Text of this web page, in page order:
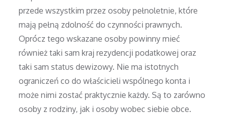
przede wszystkim przez osoby pełnoletnie, które
mają pełną zdolność do czynności prawnych.
Oprócz tego wskazane osoby powinny mieć
również taki sam kraj rezydencji podatkowej oraz
taki sam status dewizowy. Nie ma istotnych
ograniczeń co do właścicieli wspólnego konta i
może nimi zostać praktycznie każdy. Są to zarówno
osoby z rodziny, jak i osoby wobec siebie obce.